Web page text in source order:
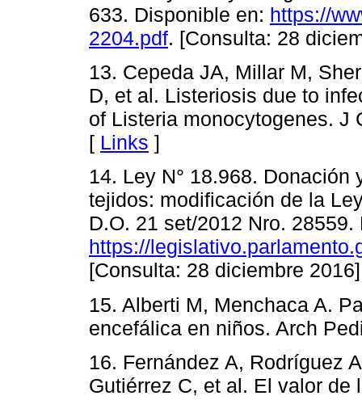
633. Disponible en: https://
2204.pdf. [Consulta: 28
13. Cepeda JA, Millar M,
D, et al. Listeriosis due to
of Listeria monocytogenes. J
[ Links ]
14. Ley N° 18.968.
tejidos: modificación de la
D.O. 21 set/2012 Nro.
https://
[Consulta: 28 diciembre
15. Alberti M, Menchaca A.
encefálica en niños. Arch
16. Fernández A, Rodríguez
Gutiérrez C, et al. El valor de